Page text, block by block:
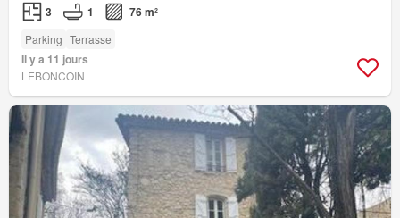
3 1 76 m²
Parking Terrasse
Il y a 11 jours
LEBONCOIN